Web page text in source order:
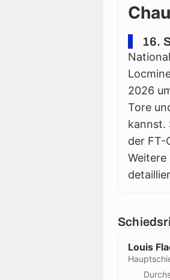
16.
2026
Tore
kannst.
der FT-
Louis